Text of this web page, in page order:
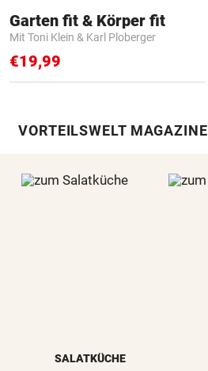
Garten fit & Körper fit
Mit Toni Klein & Karl Ploberger
€19,99
VORTEILSWELT MAGAZINE
SALATKÜCHE